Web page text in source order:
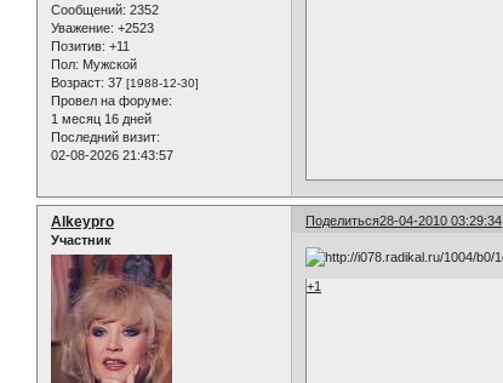
Сообщений: 2352
Уважение: +2523
Позитив: +11
Пол: Мужской
Возраст: 37 [1988-12-30]
Провел на форуме:
1 месяц 16 дней
Последний визит:
02-08-2026 21:43:57
Поделиться28-04-2010 03:29:34
Alkeypro
Участник
+1